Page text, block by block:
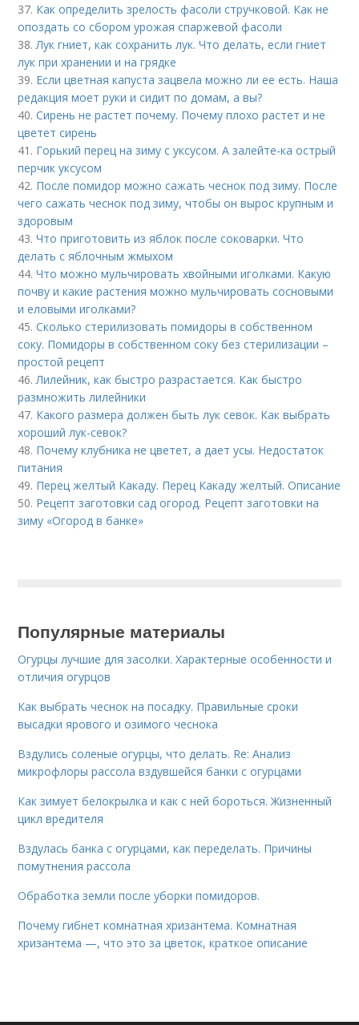
37. Как определить зрелость фасоли стручковой. Как не
опоздать со сбором урожая спаржевой фасоли
38.Лук гниет, как сохранить лук. Что делать, если гниет
лук при хранении и на грядке
39. Если цветная капуста зацвела можно ли ее есть. Наша
редакция моет руки и сидит по домам, а вы?
40.Сирень не растет почему. Почему плохо растет и не
цветет сирень
41. Горький перец на зиму с уксусом. А залейте-ка острый
перчик уксусом
42. После помидор можно сажать чеснок под зиму. После
чего сажать чеснок под зиму, чтобы он вырос крупным и
здоровым
43.Что приготовить из яблок после соковарки. Что
делать с яблочным жмыхом
44.Что можно мульчировать хвойными иголками. Какую
почву и какие растения можно мульчировать сосновыми
и еловыми иголками?
45.Сколько стерилизовать помидоры в собственном
соку. Помидоры в собственном соку без стерилизации –
простой рецепт
46.Лилейник, как быстро разрастается. Как быстро
размножить лилейники
47. Какого размера должен быть лук севок. Как выбрать
хороший лук-севок?
48. Почему клубника не цветет, а дает усы. Недостаток
питания
49. Перец желтый Какаду. Перец Какаду желтый. Описание
50. Рецепт заготовки сад огород. Рецепт заготовки на
зиму «Огород в банке»
Популярные материалы
Огурцы лучшие для засолки. Характерные особенности и
отличия огурцов
Как выбрать чеснок на посадку. Правильные сроки
высадки ярового и озимого чеснока
Вздулись соленые огурцы, что делать. Re: Анализ
микрофлоры рассола вздувшейся банки с огурцами
Как зимует белокрылка и как с ней бороться. Жизненный
цикл вредителя
Вздулась банка с огурцами, как переделать. Причины
помутнения рассола
Обработка земли после уборки помидоров.
Почему гибнет комнатная хризантема. Комнатная
хризантема —, что это за цветок, краткое описание